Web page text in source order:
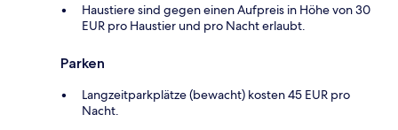
Haustiere sind gegen einen Aufpreis in Höhe von 30
EUR pro Haustier und pro Nacht erlaubt.
Parken
Langzeitparkplätze (bewacht) kosten 45 EUR pro
Nacht.